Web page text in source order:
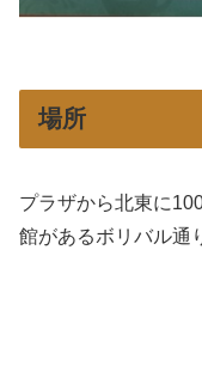
場所
プラザから北東に
館があるボリバル通